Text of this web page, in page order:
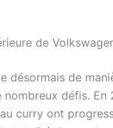
de
désormais de
défis.
curry ont